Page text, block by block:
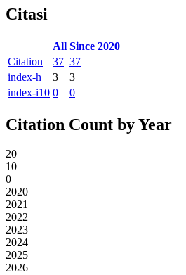
Citasi
All Since 2020
Citation
37 37
index-h
3
3
index-i10 0 0
Citation Count by Year
20
10
0
2020
2021
2022
2023
2024
2025
2026